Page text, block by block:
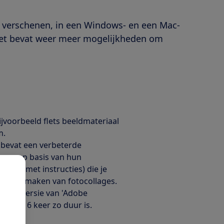
in een Windows- en een Mac-
bevat weer meer mogelijkheden om
flets beeldmateriaal
een verbeterde
op basis van hun
met instructies) die je
het maken van fotocollages.
van 'Adobe
6 keer zo duur is.